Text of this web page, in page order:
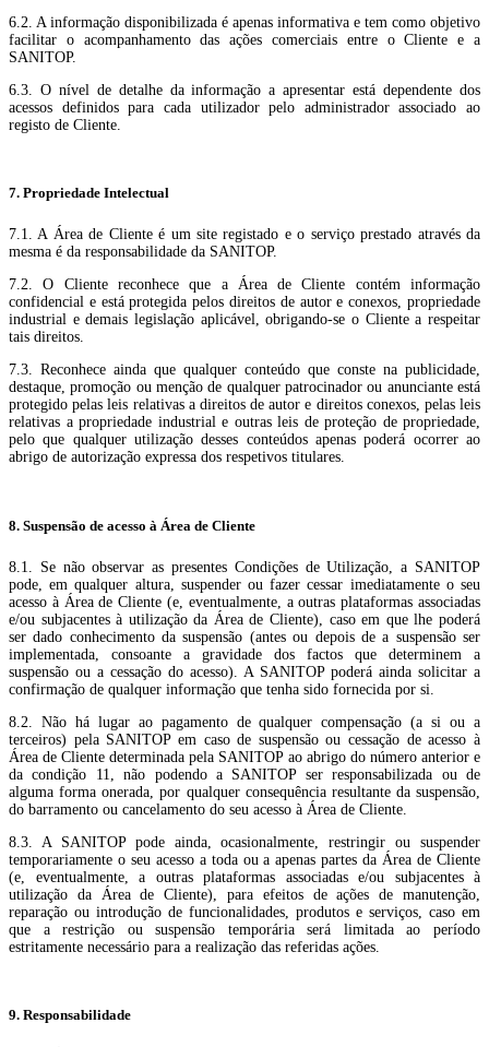
6.2. A informação disponibilizada é apenas informativa e tem como objetivo
facilitar o acompanhamento das ações comerciais entre o Cliente e a
SANITOP.
6.3. O nível de detalhe da informação a apresentar está dependente dos
acessos definidos para cada utilizador pelo administrador associado ao
registo de Cliente.
7. Propriedade Intelectual
7.1. A Área de Cliente é um site registado e o serviço prestado através da
mesma é da responsabilidade da SANITOP.
7.2. O Cliente reconhece que a Área de Cliente contém informação
confidencial e está protegida pelos direitos de autor e conexos, propriedade
industrial e demais legislação aplicável, obrigando-se o Cliente a respeitar
tais direitos.
7.3. Reconhece ainda que qualquer conteúdo que conste na publicidade,
destaque, promoção ou menção de qualquer patrocinador ou anunciante está
protegido pelas leis relativas a direitos de autor e direitos conexos, pelas leis
relativas a propriedade industrial e outras leis de proteção de propriedade,
pelo que qualquer utilização desses conteúdos apenas poderá ocorrer ao
abrigo de autorização expressa dos respetivos titulares.
8. Suspensão de acesso à Área de Cliente
8.1. Se não observar as presentes Condições de Utilização, a SANITOP
pode, em qualquer altura, suspender ou fazer cessar imediatamente o seu
acesso à Área de Cliente (e, eventualmente, a outras plataformas associadas
e/ou subjacentes à utilização da Área de Cliente), caso em que lhe poderá
ser dado conhecimento da suspensão (antes ou depois de a suspensão ser
implementada, consoante a gravidade dos factos que determinem a
suspensão ou a cessação do acesso). A SANITOP poderá ainda solicitar a
confirmação de qualquer informação que tenha sido fornecida por si.
8.2. Não há lugar ao pagamento de qualquer compensação (a si ou a
terceiros) pela SANITOP em caso de suspensão ou cessação de acesso à
Área de Cliente determinada pela SANITOP ao abrigo do número anterior e
da condição 11, não podendo a SANITOP ser responsabilizada ou de
alguma forma onerada, por qualquer consequência resultante da suspensão,
do barramento ou cancelamento do seu acesso à Área de Cliente.
8.3. A SANITOP pode ainda, ocasionalmente, restringir ou suspender
temporariamente o seu acesso a toda ou a apenas partes da Área de Cliente
(e, eventualmente, a outras plataformas associadas e/ou subjacentes à
utilização da Área de Cliente), para efeitos de ações de manutenção,
reparação ou introdução de funcionalidades, produtos e serviços, caso em
que a restrição ou suspensão temporária será limitada ao período
estritamente necessário para a realização das referidas ações.
9. Responsabilidade